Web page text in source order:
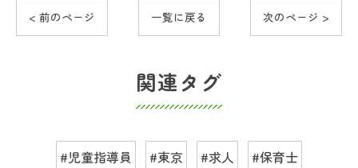
< 前のページ 一覧に戻る 次のページ >
関連タグ
#児童指導員 #東京 #求人
#保育士